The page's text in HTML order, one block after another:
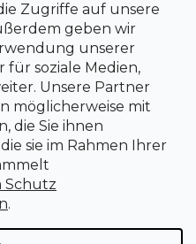
Zugriffe auf unsere
geben wir
unserer
für soziale Medien,
Unsere Partner
möglicherweise mit
die Sie ihnen
sie im Rahmen Ihrer
Schutz
.